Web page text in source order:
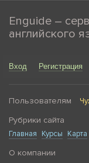
Enguide –
английского
Вход Регистрация
Пользователям
Рубрики сайта
Главная Курсы Карта
О компании